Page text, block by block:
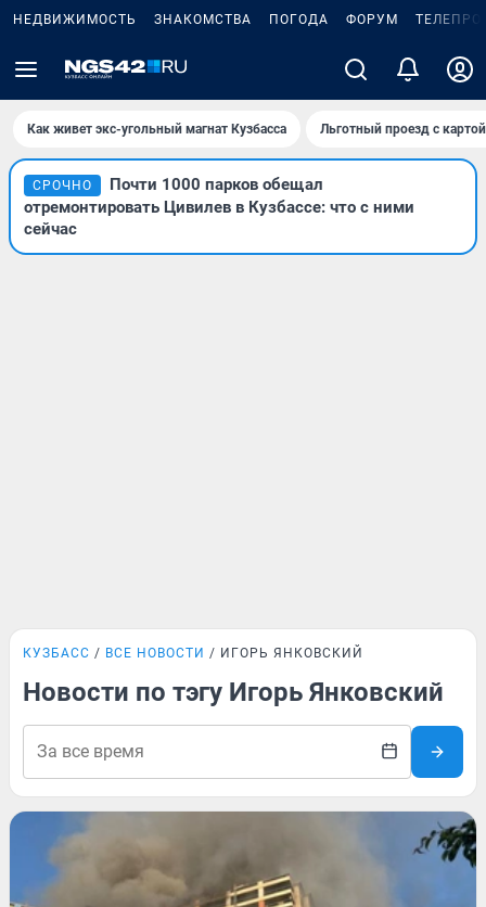
НЕДВИЖИМОСТЬ ЗНАКОМСТВА ПОГОДА ФОРУМ
Как живет экс-угольный магнат Кузбасса Льготный проезд с
СРОЧНО
Почти 1000 парков обещал
отремонтировать Цивилев в Кузбассе: что с ними
сейчас
КУЗБАСС ВСЕ НОВОСТИ ИГОРЬ ЯНКОВСКИЙ
Новости по тэгу Игорь Янковский